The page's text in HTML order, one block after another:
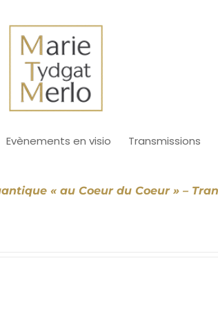
Evènements en visio Transmissions
« au Coeur du Coeur » –